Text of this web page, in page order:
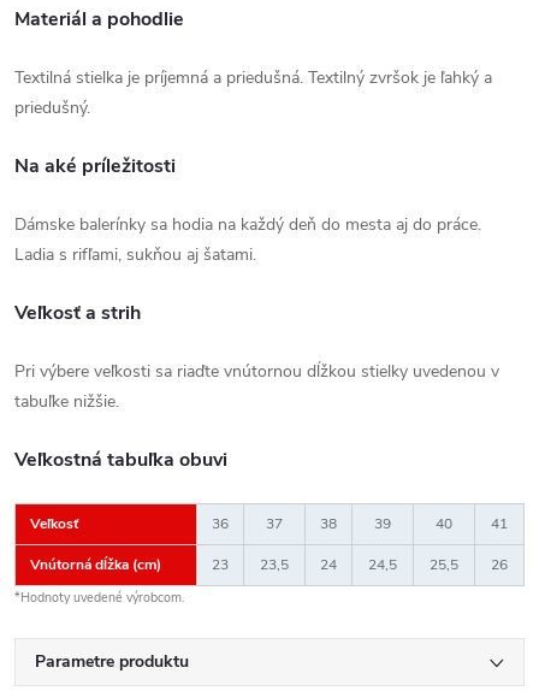
Materiál a pohodlie
Textilná stielka je príjemná a priedušná. Textilný zvršok je ľahký a
priedušný.
Na aké príležitosti
Dámske balerínky sa hodia na každý deň do mesta aj do práce.
Ladia s rifľami, sukňou aj šatami.
Veľkosť a strih
Pri výbere veľkosti sa riaďte vnútornou dĺžkou stielky uvedenou v
tabuľke nižšie.
Veľkostná tabuľka obuvi
Veľkosť 36 37 38 39 40 41
Vnútorná dĺžka (cm) 23 23,5 24 24,5 25,5 26
*Hodnoty uvedené výrobcom.
Parametre produktu